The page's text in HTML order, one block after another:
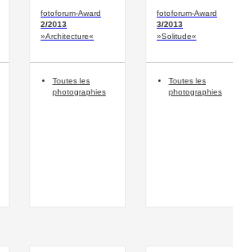
fotoforum-Award
2/2013
»Architecture«
Toutes les
photographies
fotoforum-Award
3/2013
»Solitude«
Toutes les
photographies